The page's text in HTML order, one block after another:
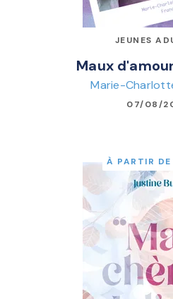
JEUNES
Maux
Marie-
07/08/
À PARTIR